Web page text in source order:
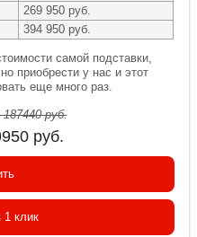
269 950 руб.
394 950 руб.
самой подставки,
приобрести у нас и этот
еще много раз.
187440руб.
руб.
1 клик